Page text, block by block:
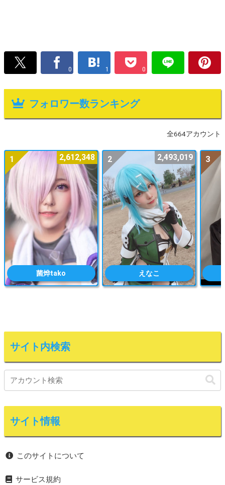
0 1 0
フォロワー数ランキング
全664アカウント
菌烨tako
1 2,612,348
えなこ
2 2,493,019 3
サイト内検索
サイト情報
このサイトについて
サービス規約